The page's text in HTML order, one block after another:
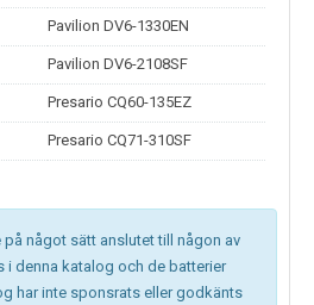
Pavilion DV6-1330EN
Pavilion DV6-2108SF
Presario CQ60-135EZ
Presario CQ71-310SF
något sätt anslutet till någon av
i denna katalog och de batterier
har inte sponsrats eller godkänts